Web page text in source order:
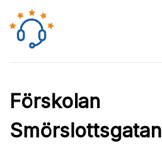
Förskolan
Smörslottsgatan